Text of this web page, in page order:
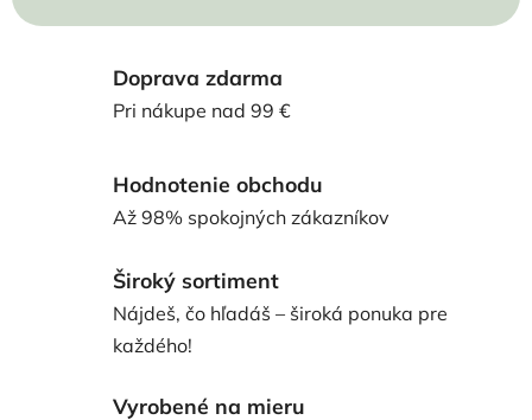
Doprava zdarma
Pri nákupe nad 99 €
Hodnotenie obchodu
Až 98% spokojných zákazníkov
Široký sortiment
Nájdeš, čo hľadáš – široká ponuka pre
každého!
Vyrobené na mieru